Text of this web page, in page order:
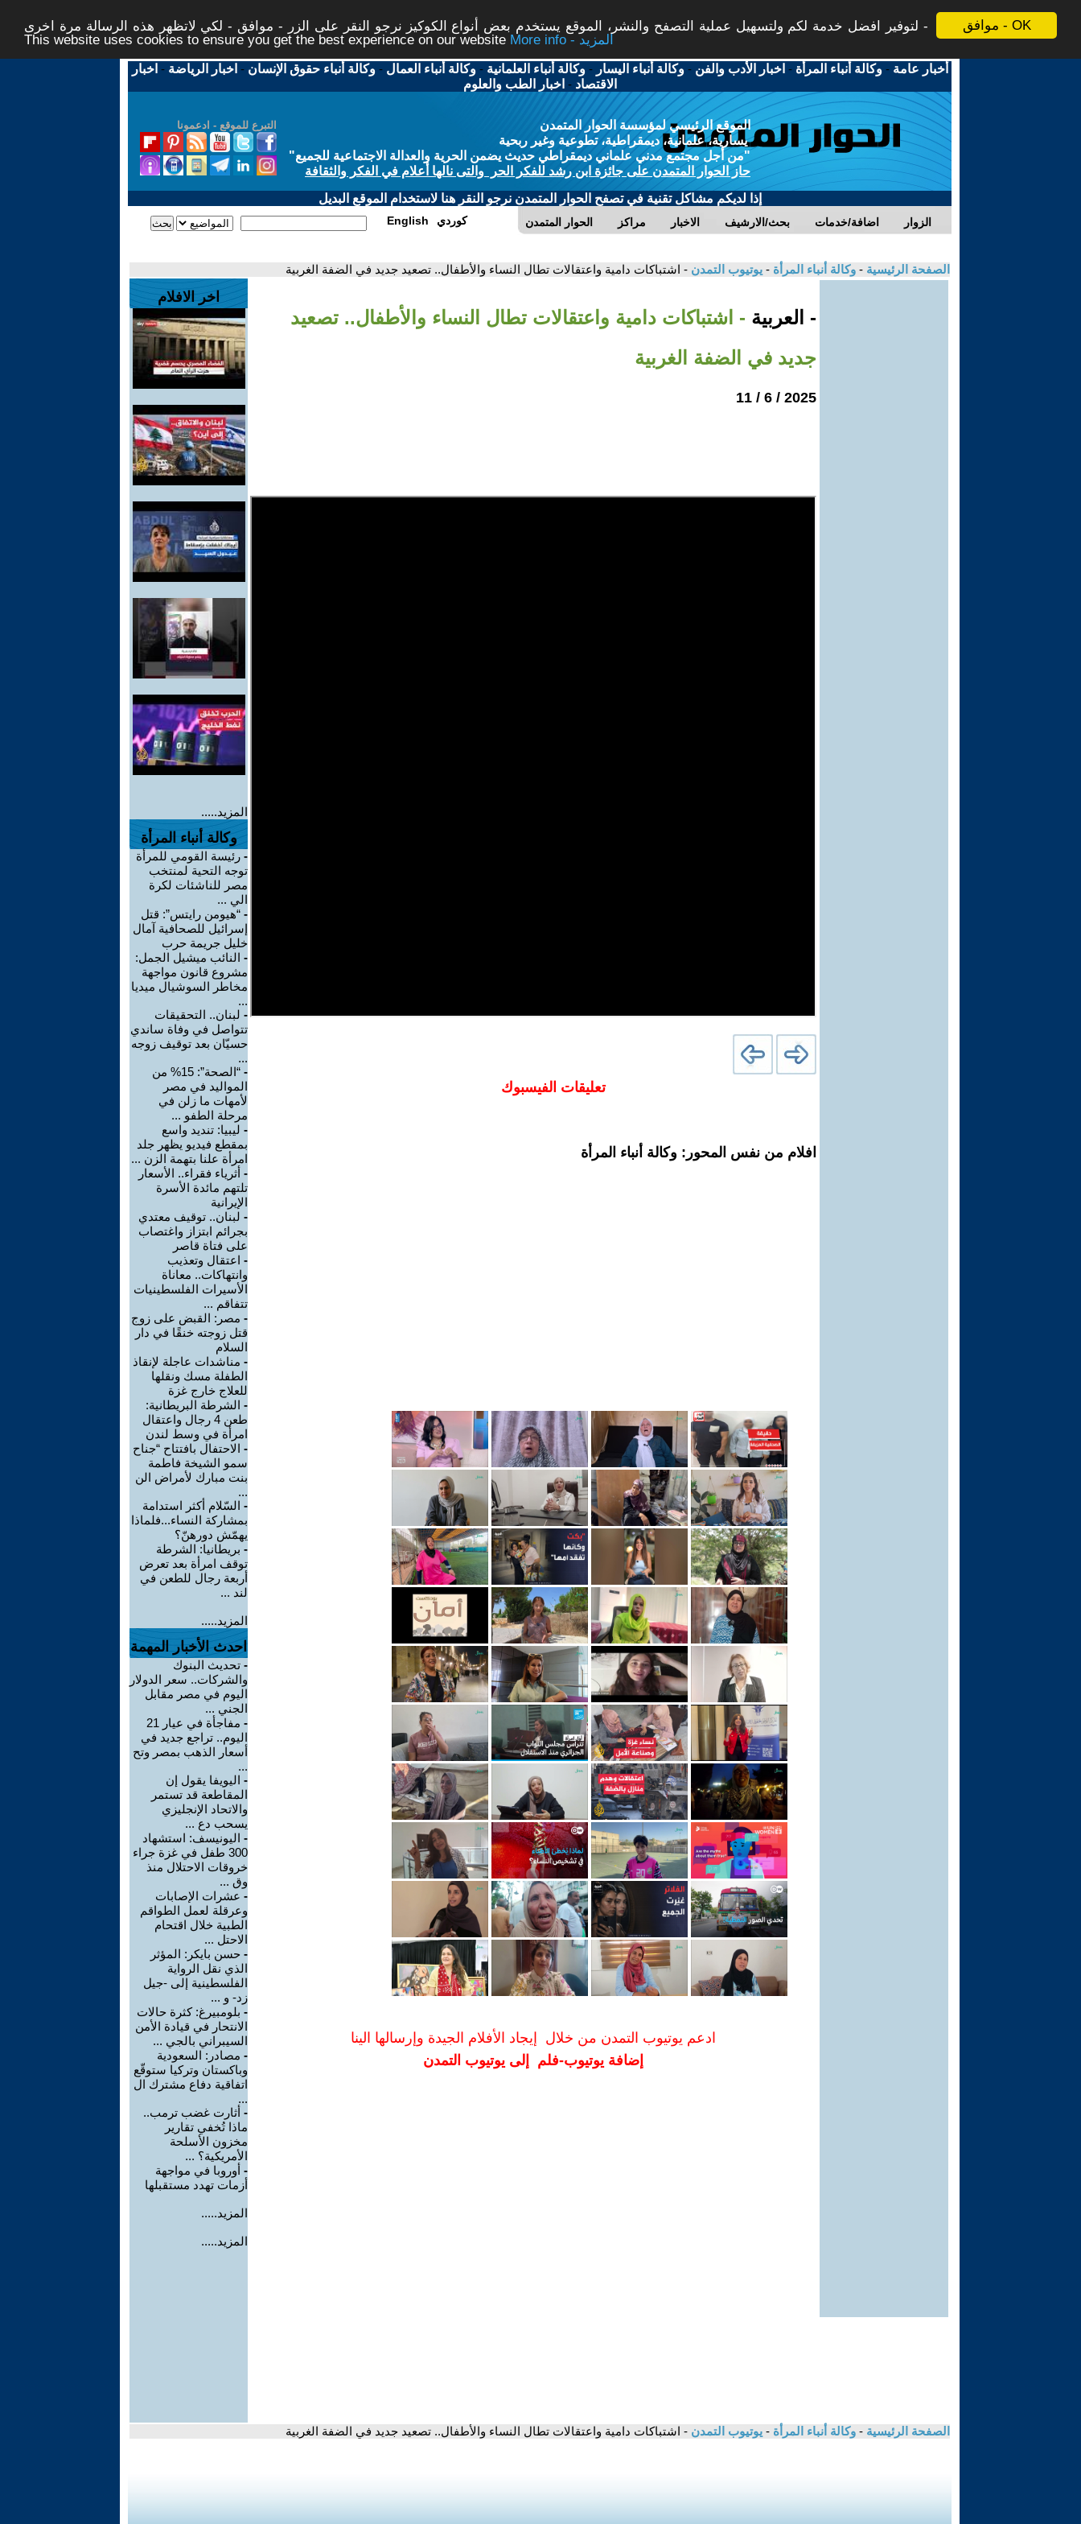
موافق - OK
لتوفير افضل خدمة لكم ولتسهيل عملية التصفح والنشر، الموقع يستخدم بعض أنواع الكوكيز نرجو النقر على الزر - موافق - لكي لاتظهر هذه الرسالة مرة اخرى -
This website uses cookies to ensure you get the best experience on our website
More info - المزيد
أخبار عامة -وكالة أنباء المرأة - اخبار الأدب والفن -وكالة أنباء اليسار -وكالة أنباء العلمانية -وكالة أنباء العمال -وكالة أنباء حقوق الإنسان - اخبار الرياضة - اخبار
الاقتصاد - اخبار الطب والعلوم
التبرع للموقع - ادعمونا
الموقع الرئيسي لمؤسسة الحوار المتمدن
يسارية، علمانية، ديمقراطية، تطوعية وغير ربحية
"من أجل مجتمع مدني علماني ديمقراطي حديث يضمن الحرية والعدالة الاجتماعية للجميع"
حاز الحوار المتمدن على جائزة ابن رشد للفكر الحر والتى نالها أعلام في الفكر والثقافة
إذا لديكم مشاكل تقنية في تصفح الحوار المتمدن نرجو النقر هنا لاستخدام الموقع البديل
الحوار المتمدن مراكز الاخبار بحث/الارشيف اضافة/خدمات الزوار English كوردي
الصفحة الرئيسية - وكالة أنباء المرأة - يوتيوب التمدن - اشتباكات دامية واعتقالات تطال النساء والأطفال.. تصعيد جديد في الضفة الغربية
- العربية - اشتباكات دامية واعتقالات تطال النساء والأطفال.. تصعيد
جديد في الضفة الغربية
2025 / 6 / 11
تعليقات الفيسبوك
افلام من نفس المحور: وكالة أنباء المرأة
ادعم يوتيوب التمدن من خلال إيجاد الأفلام الجيدة وإرسالها الينا
إضافة يوتيوب-فلم إلى يوتيوب التمدن
اخر الافلام
المزيد.....
وكالة أنباء المرأة
- رئيسة القومي للمرأة
توجه التحية لمنتخب
مصر للناشئات لكرة
الي ...
- “هيومن رايتس”: قتل
إسرائيل للصحافية آمال
خليل جريمة حرب
- النائب ميشيل الجمل:
مشروع قانون مواجهة
مخاطر السوشيال ميديا
...
- لبنان.. التحقيقات
تتواصل في وفاة ساندي
حسيّان بعد توقيف زوجه
...
-
“الصحة”: 15% من
المواليد في مصر
لأمهات ما زلن في
مرحلة الطفو ...
- ليبيا: تنديد واسع
بمقطع فيديو يظهر جلد
امرأة علنا بتهمة الزن ...
- أثرياء فقراء.. الأسعار
تلتهم مائدة الأسرة
الإيرانية
- لبنان.. توقيف معتدي
بجرائم ابتزاز واغتصاب
على فتاة قاصر
- اعتقال وتعذيب
وانتهاكات.. معاناة
الأسيرات الفلسطينيات
تتفاقم ...
- مصر: القبض على زوج
قتل زوجته خنقًا في دار
السلام
- مناشدات عاجلة لإنقاذ
الطفلة مسك ونقلها
للعلاج خارج غزة
- الشرطة البريطانية:
طعن 4 رجال واعتقال
امرأة في وسط لندن
- الاحتفال بافتتاح “جناح
سمو الشيخة فاطمة
بنت مبارك لأمراض الن
...
- السّلام أكثر استدامة
بمشاركة النساء...فلماذا
يهمّش دورهنّ؟
- بريطانيا: الشرطة
توقف امرأة بعد تعرض
أربعة رجال للطعن في
لند ...
المزيد.....
احدث الأخبار المهمة
- تحديث البنوك
والشركات.. سعر الدولار
اليوم في مصر مقابل
الجني ...
-
مفاجأة في عيار 21
اليوم.. تراجع جديد في
أسعار الذهب بمصر وتح
...
- اليويفا يقول إن
المقاطعة قد تستمر
والاتحاد الإنجليزي
يسحب دع ...
- اليونيسف: استشهاد
300 طفل في غزة جراء
خروقات الاحتلال منذ
وق ...
- عشرات الإصابات
وعرقلة لعمل الطواقم
الطبية خلال اقتحام
الاحتل ...
- حسن بايكر: المؤثر
الذي نقل الرواية
الفلسطينية إلى -جيل
زد- و ...
- بلومبيرغ: كثرة حالات
الانتحار في قيادة الأمن
السيبراني بالجي ...
- مصادر: السعودية
وباكستان وتركيا ستوقّع
اتفاقية دفاع مشترك ال
...
- أثارت غضب ترمب..
ماذا تُخفي تقارير
مخزون الأسلحة
الأمريكية؟ ...
- أوروبا في مواجهة
أزمات تهدد مستقبلها
المزيد.....
المزيد.....
الصفحة الرئيسية - وكالة أنباء المرأة - يوتيوب التمدن - اشتباكات دامية واعتقالات تطال النساء والأطفال.. تصعيد جديد في الضفة الغربية